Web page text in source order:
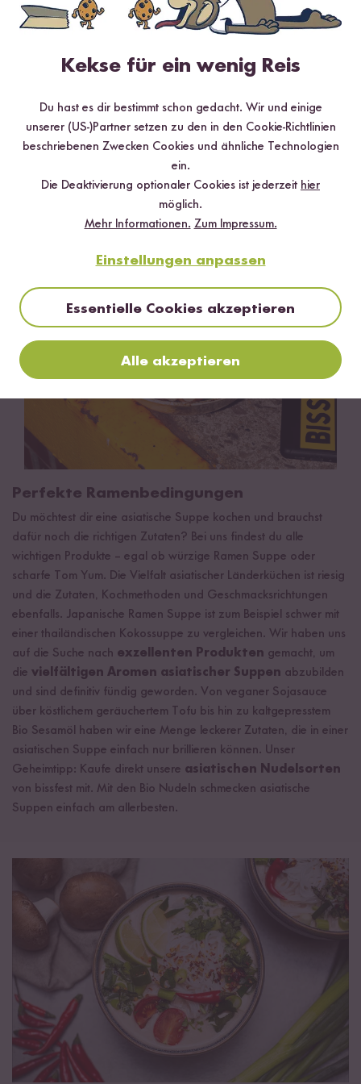
Loading...
49
Reisnudeln Vermicelli
11
Sesamkörner
20,56 € / kg
Unsere Zutaten für Ramen &
asiatische Suppen im Überblick
Perfekte Ramenbedingungen
Du möchtest dir eine asiatische Suppe kochen und brauchst
dafür noch die richtigen Zutaten? Bei uns findest du alle
wichtigen Produkte – egal ob würzige Ramen Suppe oder
scharfe Tom Yum. Die Vielfalt asiatischer Länderküchen ist riesig
und die Zutaten, Kochmethoden und Geschmacksrichtungen
ebenfalls. Japanische Ramen Suppe ist zum Beispiel schwer mit
einer thailändischen Kokossuppe zu vergleichen. Wir haben uns
auf die Suche nach exzellenten Produkten gemacht, um
die vielfältigen Aromen asiatischer Suppen abzubilden
und sind definitiv fündig geworden. Von veganer Sojasauce
über köstlichem geräuchertem Tofu bis hin zu kaltgepresstem
Bio Sesamöl haben wir eine Menge leckerer Zutaten, die in einer
asiatischen Suppe einfach nur brillieren können. Unser
Geheimtipp: Kaufe direkt unsere asiatischen Nudelsorten
von bissfest mit. Mit den Bio Nudeln schmecken asiatische
Suppen einfach am allerbesten.
Kekse für ein wenig Reis
Du hast es dir bestimmt schon gedacht. Wir und einige
unserer (US-)Partner setzen zu den in den Cookie-Richtlinien
beschriebenen Zwecken Cookies und ähnliche Technologien
ein.
Die Deaktivierung optionaler Cookies ist jederzeit hier
möglich.
Mehr Informationen. Zum Impressum.
Einstellungen anpassen
Essentielle Cookies akzeptieren
Alle akzeptieren